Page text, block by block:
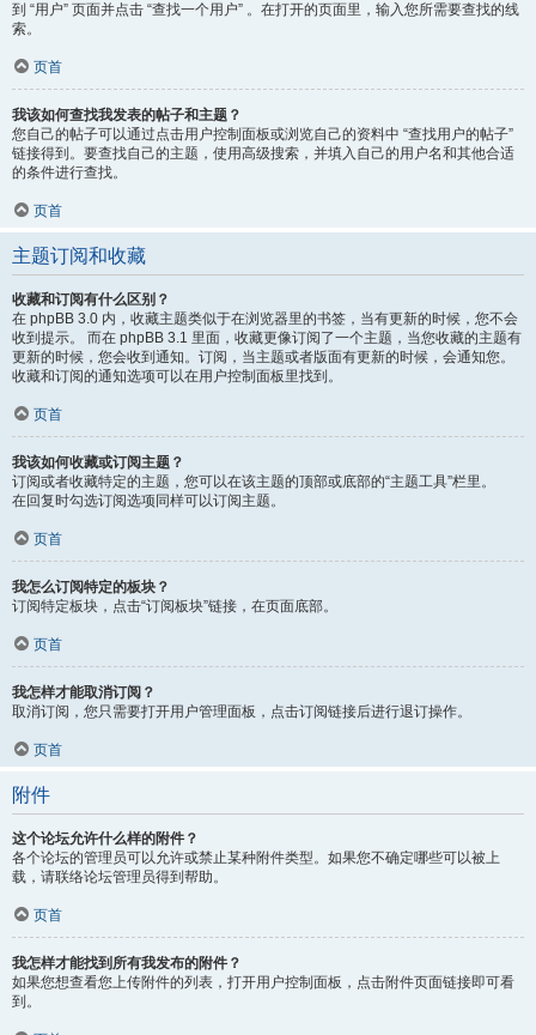
到 “用户” 页面并点击 “查找一个用户” 。在打开的页面里，输入您所需要查找的线
索。
页首
我该如何查找我发表的帖子和主题？
您自己的帖子可以通过点击用户控制面板或浏览自己的资料中 “查找用户的帖子”
链接得到。要查找自己的主题，使用高级搜索，并填入自己的用户名和其他合适
的条件进行查找。
页首
主题订阅和收藏
收藏和订阅有什么区别？
在 phpBB 3.0 内，收藏主题类似于在浏览器里的书签，当有更新的时候，您不会
收到提示。 而在 phpBB 3.1 里面，收藏更像订阅了一个主题，当您收藏的主题有
更新的时候，您会收到通知。订阅，当主题或者版面有更新的时候，会通知您。
收藏和订阅的通知选项可以在用户控制面板里找到。
页首
我该如何收藏或订阅主题？
订阅或者收藏特定的主题，您可以在该主题的顶部或底部的“主题工具”栏里。
在回复时勾选订阅选项同样可以订阅主题。
页首
我怎么订阅特定的板块？
订阅特定板块，点击“订阅板块”链接，在页面底部。
页首
我怎样才能取消订阅？
取消订阅，您只需要打开用户管理面板，点击订阅链接后进行退订操作。
页首
附件
这个论坛允许什么样的附件？
各个论坛的管理员可以允许或禁止某种附件类型。如果您不确定哪些可以被上
载，请联络论坛管理员得到帮助。
页首
我怎样才能找到所有我发布的附件？
如果您想查看您上传附件的列表，打开用户控制面板，点击附件页面链接即可看
到。